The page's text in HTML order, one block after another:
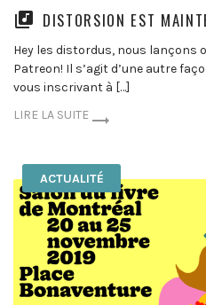
DISTORSION EST
Hey les distordus, nous lançons
Patreon! Il s’agit d’une autre
vous inscrivant à […]
LIRE LA SUITE
ACTUALITÉ